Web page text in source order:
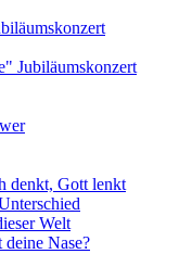
Jubiläumskonzert
denkt, Gott lenkt
Welt
Nase?